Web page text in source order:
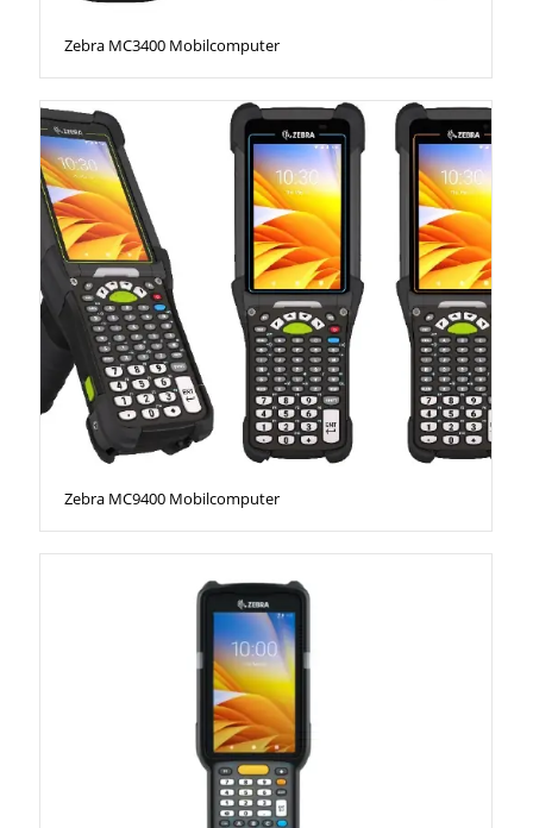
Zebra MC3400 Mobilcomputer
Zebra MC9400 Mobilcomputer